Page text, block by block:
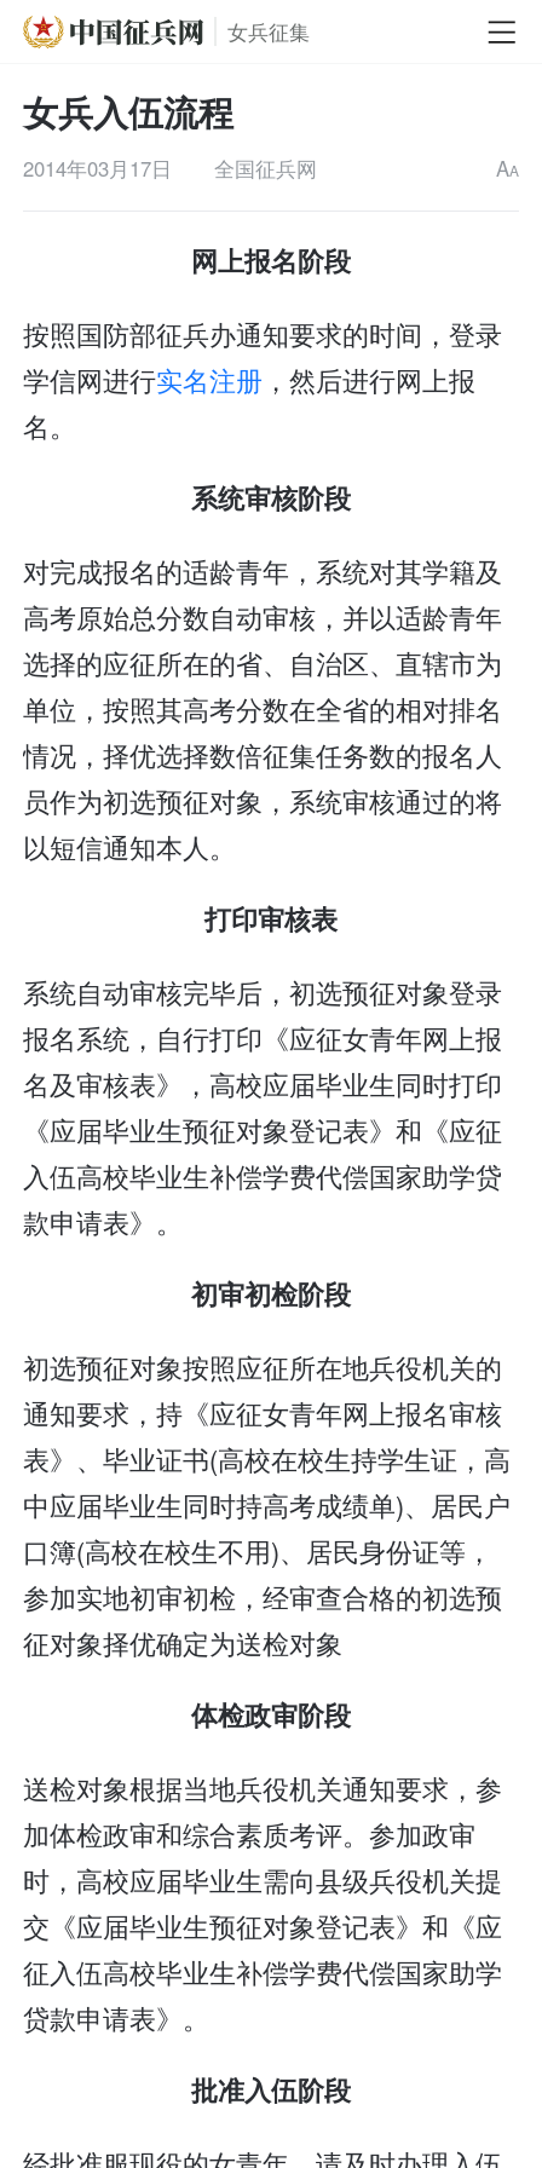
女兵征集
女兵入伍流程
2014年03月17日 全国征兵网 AA
网上报名阶段
按照国防部征兵办通知要求的时间，登录
学信网进行实名注册 ，然后进行网上报
名。
系统审核阶段
对完成报名的适龄青年，系统对其学籍及
高考原始总分数自动审核，并以适龄青年
选择的应征所在的省、自治区、直辖市为
单位，按照其高考分数在全省的相对排名
情况，择优选择数倍征集任务数的报名人
员作为初选预征对象，系统审核通过的将
以短信通知本人。
打印审核表
系统自动审核完毕后，初选预征对象登录
报名系统，自行打印《应征女青年网上报
名及审核表》，高校应届毕业生同时打印
《应届毕业生预征对象登记表》和《应征
入伍高校毕业生补偿学费代偿国家助学贷
款申请表》。
初审初检阶段
初选预征对象按照应征所在地兵役机关的
通知要求，持《应征女青年网上报名审核
表》、毕业证书(高校在校生持学生证，高
中应届毕业生同时持高考成绩单)、居民户
口簿(高校在校生不用)、居民身份证等，
参加实地初审初检，经审查合格的初选预
征对象择优确定为送检对象
体检政审阶段
送检对象根据当地兵役机关通知要求，参
加体检政审和综合素质考评。参加政审
时，高校应届毕业生需向县级兵役机关提
交《应届毕业生预征对象登记表》和《应
征入伍高校毕业生补偿学费代偿国家助学
贷款申请表》。
批准入伍阶段